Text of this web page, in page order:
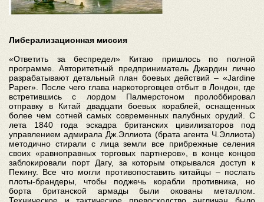
Либерализационная миссия
«Ответить за беспредел» Китаю пришлось по полной
программе. Авторитетный предприниматель Джардин лично
разрабатывают детальный план боевых действий – «Jardine
Paper». После чего глава наркоторговцев отбыт в Лондон, где
встретившись с лордом Палмерстоном пролоббировал
отправку в Китай двадцати боевых кораблей, оснащенных
более чем сотней самых современных палубных орудий. С
лета 1840 года эскадра британских цивилизаторов под
управлением адмирала Дж.Эллиота (брата агента Ч.Эллиота)
методично стирали с лица земли все прибрежные селения
своих «равноправных торговых партнеров», в конце концов
заблокировали порт Дагу, за которым открывался доступ к
Пекину. Все что могли противопоставить китайцы – послать
плоты-брандеры, чтобы поджечь корабли противника, но
борта британской армады были окованы металлом.